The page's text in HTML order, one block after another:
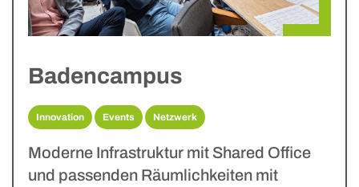
Badencampus
Innovation Events Netzwerk
Moderne Infrastruktur mit Shared Office
und passenden Räumlichkeiten mit